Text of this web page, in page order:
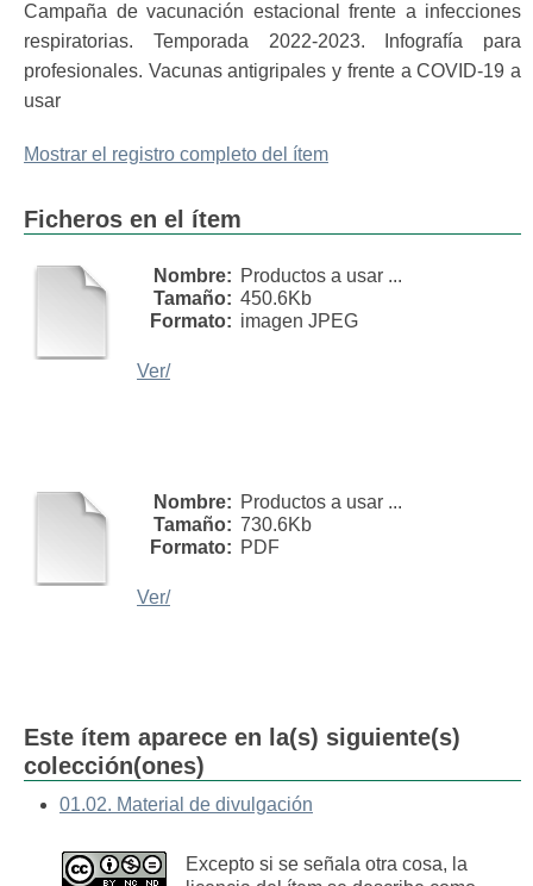
Campaña de vacunación estacional frente a infecciones
respiratorias. Temporada 2022-2023. Infografía para
profesionales. Vacunas antigripales y frente a COVID-19 a
usar
Mostrar el registro completo del ítem
Ficheros en el ítem
Nombre: Productos a usar ...
Tamaño: 450.6Kb
Formato: imagen JPEG
Ver/
Nombre: Productos a usar ...
Tamaño: 730.6Kb
Formato: PDF
Ver/
Este ítem aparece en la(s) siguiente(s)
colección(ones)
01.02. Material de divulgación
Excepto si se señala otra cosa, la